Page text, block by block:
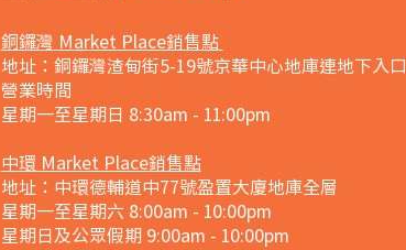
銅鑼灣 Market Place銷售點
地址：銅鑼灣渣甸街5-19號京華中心地庫連地下入口​
營業時間
星期一至星期日 8:30am - 11:00pm
中環 Market Place銷售點
地址：中環德輔道中77號盈置大廈地庫全層
星期一至星期六 8:00am - 10:00pm
星期日及公眾假期 9:00am - 10:00pm